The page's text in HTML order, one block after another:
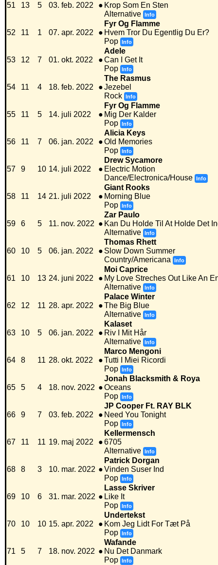
51 13 5 03. feb. 2022 ● Krop Som En Sten
Alternative Info
52 11 1 07. apr. 2022 ●
Fyr Og Flamme
Hvem Tror Du Egentlig Du Er?
Pop Info
53 12 7 01. okt. 2022 ●
Adele
Can I Get It
Pop Info
54 11 4 18. feb. 2022 ●
The Rasmus
Jezebel
Rock Info
55 11 5 14. juli 2022 ●
Fyr Og Flamme
Mig Der Kalder
Pop Info
56 11 7 06. jan. 2022 ●
Alicia Keys
Old Memories
Pop Info
57 9 10 14. juli 2022 ●
Drew Sycamore
Electric Motion
Dance/Electronica/House Info
58 11 14 21. juli 2022 ●
Giant Rooks
Morning Blue
Pop Info
59 6 5 11. nov. 2022 ●
Zar Paulo
Kan Du Holde Til At Holde Det
Alternative Info
60 10 5 06. jan. 2022 ●
Thomas Rhett
Slow Down Summer
Country/Americana
Info
61 10 13 24. juni 2022 ●
Moi Caprice
My Love Streches Out Like An
Alternative Info
62 12 11 28. apr. 2022 ●
Palace Winter
The Big Blue
Alternative Info
63 10 5 06. jan. 2022 ●
Kalaset
Riv I Mit Hår
Alternative Info
64 8 11 28. okt. 2022 ●
Marco Mengoni
Tutti I Miei Ricordi
Pop Info
65 5 4 18. nov. 2022 ●
Jonah Blacksmith & Roya
Oceans
Pop Info
66 9 7 03. feb. 2022 ●
JP Cooper Ft. RAY BLK
Need You Tonight
Pop Info
67 11 11 19. maj 2022 ●
Kellermensch
6705
Alternative Info
68 8 3 10. mar. 2022 ●
Patrick Dorgan
Vinden Suser Ind
Pop Info
69 10 6 31. mar. 2022 ●
Lasse Skriver
Like It
Pop Info
70 10 10 15. apr. 2022 ●
Undertekst
Kom Jeg Lidt For Tæt På
Pop Info
71 5 7 18. nov. 2022 ●
Wafande
Nu Det Danmark
Pop Info